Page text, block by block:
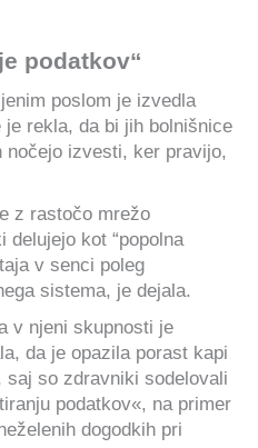
podatkov“
poslom je izvedla
rekla, da bi jih bolnišnice
nočejo izvesti, ker pravijo,
z rastočo mrežo
kot “popolna
v senci poleg
sistema, je dejala.
v njeni skupnosti je
da je opazila porast kapi
saj so zdravniki sodelovali
podatkov«, na primer
dogodkih pri